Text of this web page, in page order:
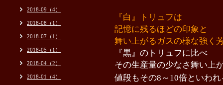
『白』トリュフは
記憶に残るほどの印象と
舞い上がるガスの様な強く
『黒』のトリュフに比べ
その生産量の少なさ舞い上
値段もその8～10倍といわ
2018-09（4）
2018-08（1）
2018-07（1）
2018-05（1）
2018-04（2）
2018-01（4）